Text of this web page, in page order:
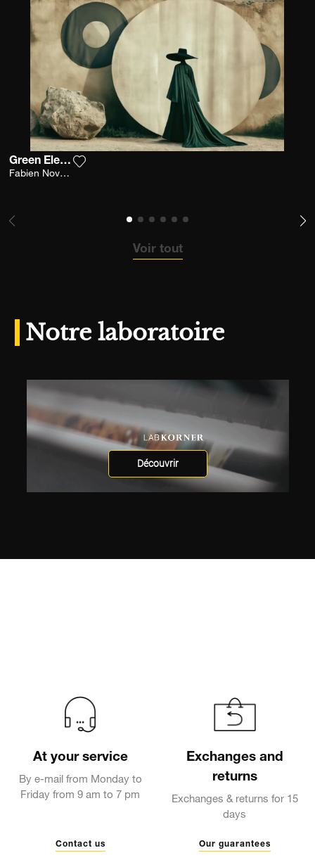
Green Elegance
Fabien Novarino
Voir tout
Notre laboratoire
Découvrir
At your service
By e-mail from Monday to
Friday from 9 am to 7 pm
Contact us
Exchanges and
returns
Exchanges & returns for 15
days
Our guarantees